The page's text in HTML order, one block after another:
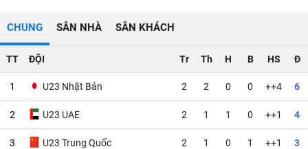
CHUNG SÂN NHÀ SÂN KHÁCH
TT ĐỘI Tr Th H B HS Đ
1 U23 Nhật Bản 2 2 0 0 ++4 6
2 U23 UAE 2 1 1 0 ++1 4
3 U23 Trung Quốc 2 1 0 1 ++1 3